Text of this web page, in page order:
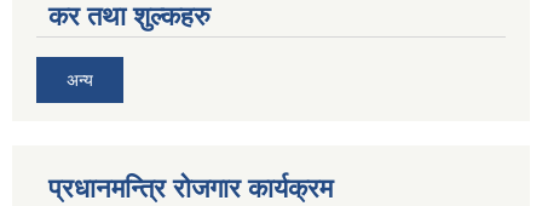
कर तथा शुल्कहरु
अन्य
प्रधानमन्त्रि रोजगार कार्यक्रम